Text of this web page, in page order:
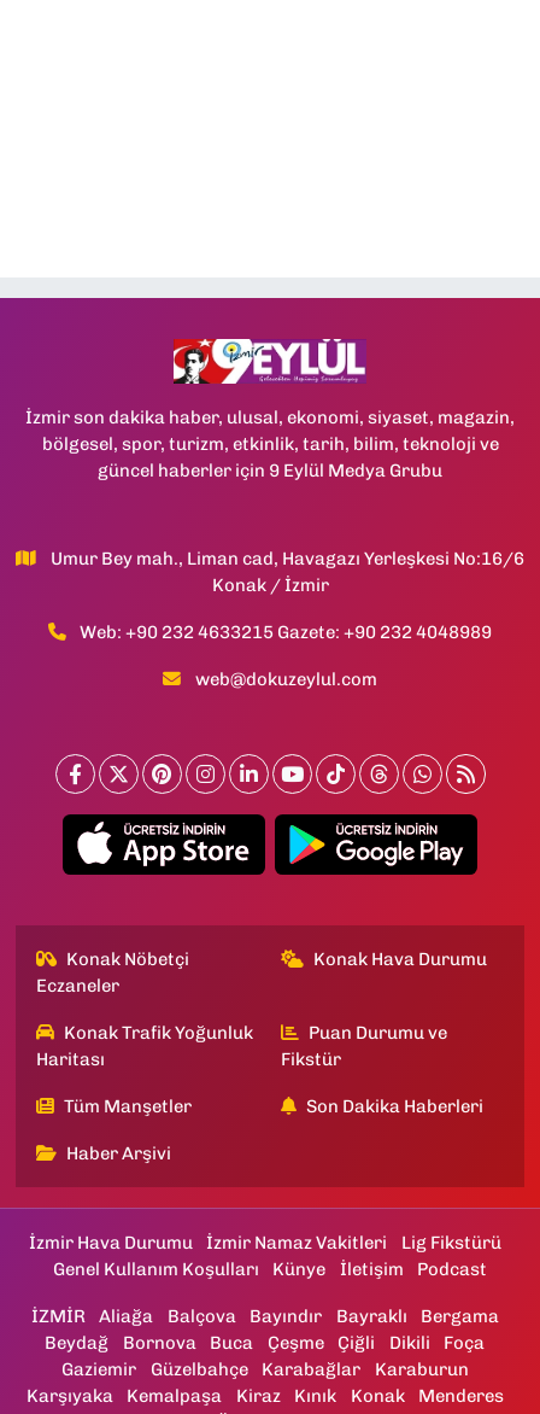
İzmir son dakika haber, ulusal, ekonomi, siyaset, magazin,
bölgesel, spor, turizm, etkinlik, tarih, bilim, teknoloji ve
güncel haberler için 9 Eylül Medya Grubu
Umur Bey mah., Liman cad, Havagazı Yerleşkesi No:16/6
Konak / İzmir
Web: +90 232 4633215 Gazete: +90 232 4048989
web@dokuzeylul.com
Konak Nöbetçi
Eczaneler
Konak Hava Durumu
Konak Trafik Yoğunluk
Haritası
Puan Durumu ve
Fikstür
Tüm Manşetler Son Dakika Haberleri
Haber Arşivi
İzmir Hava Durumu İzmir Namaz Vakitleri
Lig Fikstürü
Genel Kullanım Koşulları
Künye İletişim Podcast
İZMİR Aliağa Balçova Bayındır Bayraklı
Bergama
Beydağ
Bornova Buca Çeşme Çiğli Dikili
Foça
Gaziemir
Güzelbahçe Karabağlar
Karaburun
Karşıyaka
Kemalpaşa Kiraz Kınık Konak
Menderes